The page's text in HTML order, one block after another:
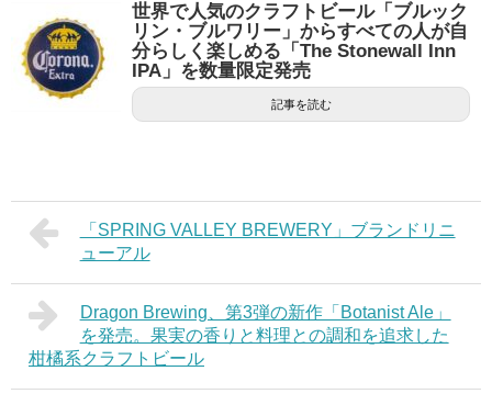
世界で人気のクラフトビール「ブルック
リン・ブルワリー」からすべての人が自
分らしく楽しめる「The Stonewall Inn
IPA」を数量限定発売
記事を読む
「SPRING VALLEY BREWERY」ブランドリニ
ューアル
Dragon Brewing、第3弾の新作「Botanist Ale」
を発売。果実の香りと料理との調和を追求した
柑橘系クラフトビール